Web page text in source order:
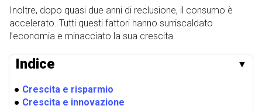
Inoltre, dopo quasi due anni di reclusione, il consumo è
accelerato. Tutti questi fattori hanno surriscaldato
l’economia e minacciato la sua crescita.
Indice ▼
● Crescita e risparmio
● Crescita e innovazione